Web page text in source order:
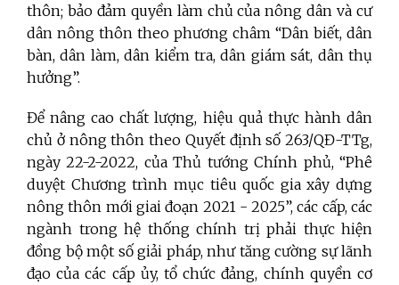
thôn; bảo đảm quyền làm chủ của nông dân và cư
dân nông thôn theo phương châm “Dân biết, dân
bàn, dân làm, dân kiểm tra, dân giám sát, dân thụ
hưởng”.
Để nâng cao chất lượng, hiệu quả thực hành dân
chủ ở nông thôn theo Quyết định số 263/QĐ-TTg,
ngày 22-2-2022, của Thủ tướng Chính phủ, “Phê
duyệt Chương trình mục tiêu quốc gia xây dựng
nông thôn mới giai đoạn 2021 - 2025”, các cấp, các
ngành trong hệ thống chính trị phải thực hiện
đồng bộ một số giải pháp, như tăng cường sự lãnh
đạo của các cấp ủy, tổ chức đảng, chính quyền cơ